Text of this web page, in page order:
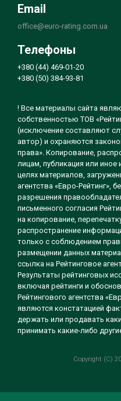
Email
office@euro-rating.com.ua
Телефоны
+380 (44) 469-01-20
+380 (50) 384-93-81
! Все материалы сайта
собственностью ТОВ
(исключение составляют
автор) и охраняются
права». Копирование,
лицам, публикация или
целях материалов,
агентства «Евро-Рейтинг»,
разрешения
письменного согласия
на копирование,
распространение
только с соблюдением
размещении данных
ссылка на Рейтинговое
Результаты рейтинговых
включая рейтинги и
Рейтингового агентства
являются констатацией
держать или продавать
принимать какие-либо
Copyright (C)